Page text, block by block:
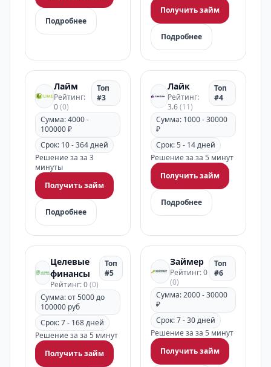
Подробнее
Получить займ
Подробнее
Лайм
Рейтинг:
0(0)
Топ
#3
Сумма: 4000 -
100000 ₽
Срок: 10 - 364 дней
Решение за за 3
минуты
Получить займ
Подробнее
Лайк
Рейтинг:
3.6(11)
Топ
#4
Сумма: 1000 - 30000
₽
Срок: 5 - 14 дней
Решение за за 5 минут
Получить займ
Подробнее
Целевые
финансы
Рейтинг: 0(0)
Топ
#5
Сумма: от 5000 до
100000 руб
Срок: 7 - 168 дней
Решение за за 5 минут
Получить займ
Займер
Рейтинг: 0
(0)
Топ
#6
Сумма: 2000 - 30000
₽
Срок: 7 - 30 дней
Решение за за 5 минут
Получить займ